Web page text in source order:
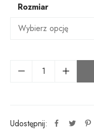
Rozmiar
Udostępnij: